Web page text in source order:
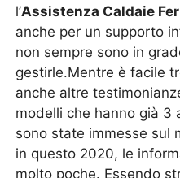
l’Assistenza Caldaie
anche per un supporto
non sempre sono in
gestirle.Mentre è facile
anche altre
modelli che hanno già 3
sono state immesse sul
in questo 2020, le
molto poche. Essendo